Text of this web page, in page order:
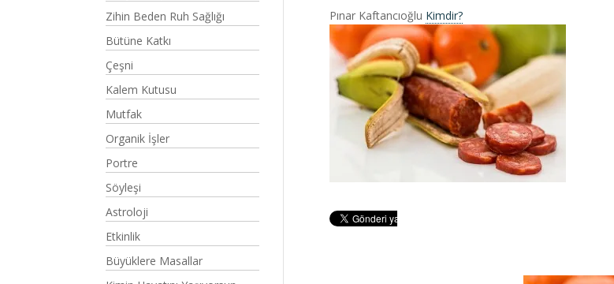
Pınar Kaftancıoğlu Kimdir?
Zihin Beden Ruh Sağlığı
Bütüne Katkı
Çeşni
Kalem Kutusu
Mutfak
Organik İşler
Portre
Söyleşi
Astroloji
Etkinlik
Büyüklere Masallar